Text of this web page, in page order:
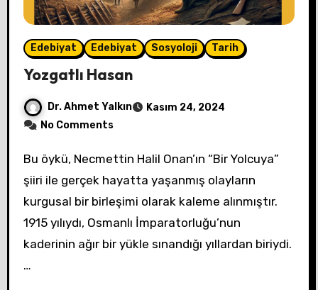
Edebiyat Edebiyat Sosyoloji Tarih
Yozgatlı Hasan
Dr. Ahmet Yalkın
Kasım 24, 2024
No Comments
Bu öykü, Necmettin Halil Onan’ın “Bir Yolcuya”
şiiri ile gerçek hayatta yaşanmış olayların
kurgusal bir birleşimi olarak kaleme alınmıştır.
1915 yılıydı, Osmanlı İmparatorluğu’nun
kaderinin ağır bir yükle sınandığı yıllardan biriydi.
…